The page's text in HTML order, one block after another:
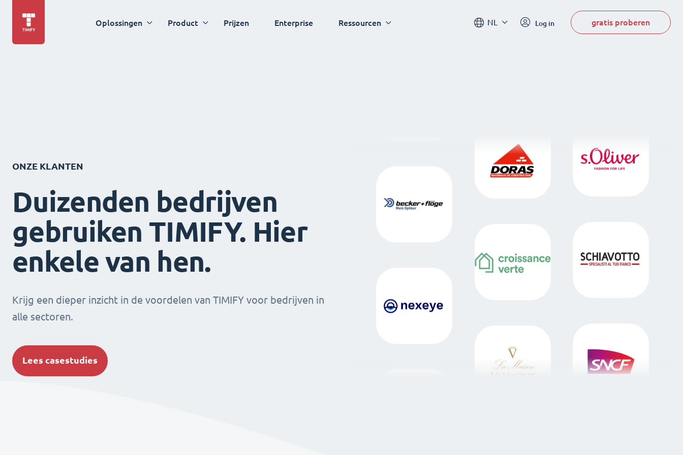
Oplossingen Product Prijzen Enterprise Ressourcen NL Log in gratis proberen
ONZE KLANTEN
Duizenden bedrijven
gebruiken TIMIFY. Hier
enkele van hen.
Krijg een dieper inzicht in de voordelen van TIMIFY voor bedrijven in
alle sectoren.
Lees casestudies